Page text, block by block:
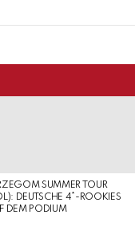
SUMMER TOUR
DEUTSCHE 4*-ROOKIES
DEM PODIUM